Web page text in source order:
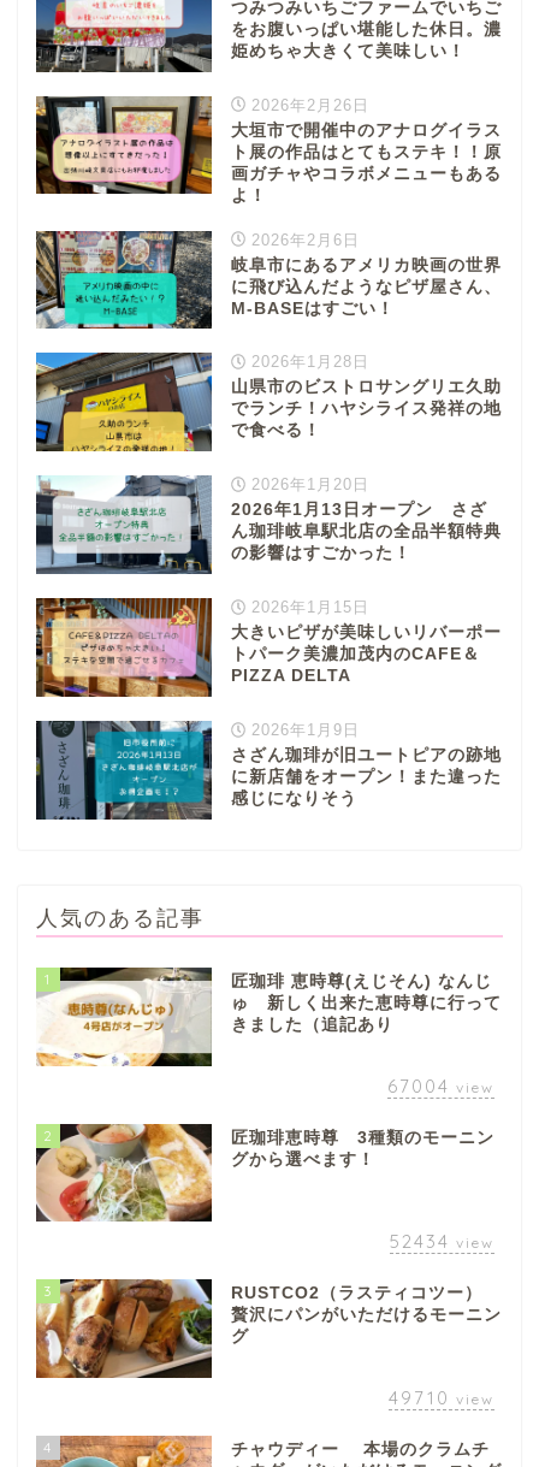
つみつみいちごファームでいちご
をお腹いっぱい堪能した休日。濃
姫めちゃ大きくて美味しい！
2026年2月26日
大垣市で開催中のアナログイラス
ト展の作品はとてもステキ！！原
画ガチャやコラボメニューもある
よ！
2026年2月6日
岐阜市にあるアメリカ映画の世界
に飛び込んだようなピザ屋さん、
M-BASEはすごい！
2026年1月28日
山県市のビストロサングリエ久助
でランチ！ハヤシライス発祥の地
で食べる！
2026年1月20日
2026年1月13日オープン さざ
ん珈琲岐阜駅北店の全品半額特典
の影響はすごかった！
2026年1月15日
大きいピザが美味しいリバーポー
トパーク美濃加茂内のCAFE＆
PIZZA DELTA
2026年1月9日
さざん珈琲が旧ユートピアの跡地
に新店舗をオープン！また違った
感じになりそう
人気のある記事
1
匠珈琲 恵時尊(えじそん) なんじ
ゅ 新しく出来た恵時尊に行って
きました（追記あり
67004 view
2
匠珈琲恵時尊 3種類のモーニン
グから選べます！
52434 view
3
RUSTCO2（ラスティコツー）
贅沢にパンがいただけるモーニン
グ
49710 view
4
チャウディー 本場のクラムチ